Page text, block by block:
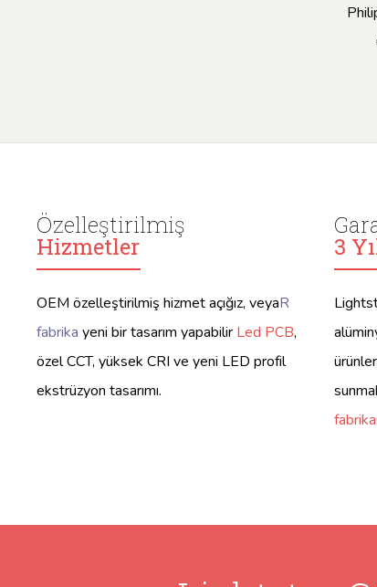
Özelleştirilmiş
Hizmetler
OEM özelleştirilmiş hizmet açığız, veyaR
fabrika yeni bir tasarım yapabilir Led PCB,
özel CCT, yüksek CRI ve yeni LED profil
ekstrüzyon tasarımı.
3